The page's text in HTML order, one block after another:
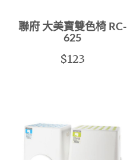
聯府 大美寶雙色椅 RC-
625
$123